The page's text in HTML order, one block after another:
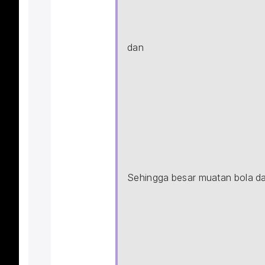
dan
\begin{aligned}
Sehingga besar muatan bola
\begin{aligned}